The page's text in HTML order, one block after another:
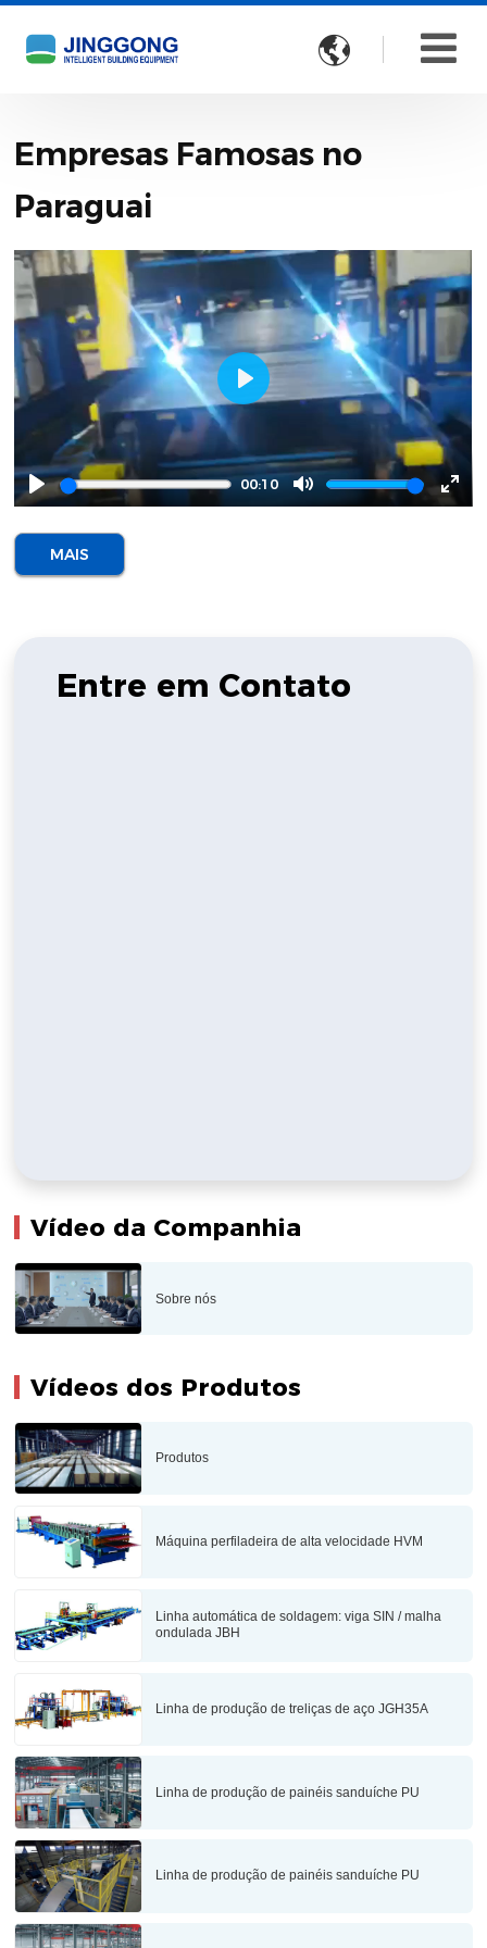

Empresas Famosas no
Paraguai
Play
00:10
Mute
Play
MAIS
Entre em Contato
Vídeo da Companhia
Sobre nós
Vídeos dos Produtos
Produtos
Máquina perfiladeira de alta velocidade HVM
Linha automática de soldagem: viga SIN / malha
ondulada JBH
Linha de produção de treliças de aço JGH35A
Linha de produção de painéis sanduíche PU
Linha de produção de painéis sanduíche PU